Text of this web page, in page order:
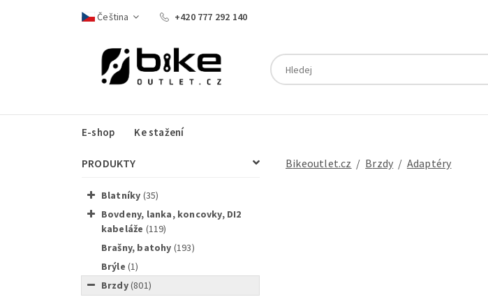
Čeština +420 777 292 140
E-shop Ke stažení
PRODUKTY
blatníky (35)
bovdeny, lanka, koncovky, DI2
kabeláže (119)
brašny, batohy (193)
brýle(1)
brzdy(801)
Bikeoutlet.cz / brzdy / adaptéry